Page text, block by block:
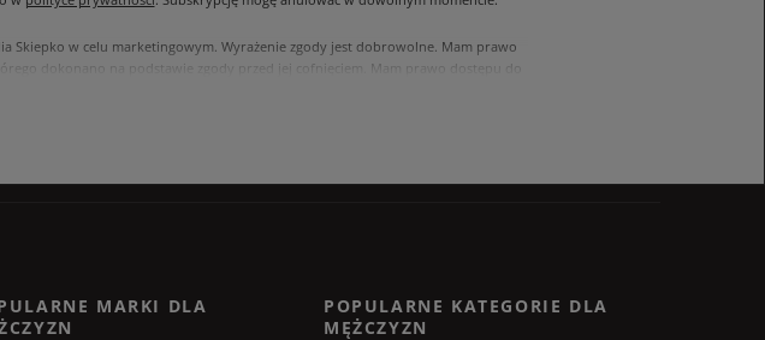
Skiepko w celu marketingowym. Wyrażenie zgody jest dobrowolne. Mam prawo
dokonano na podstawie zgody przed jej cofnięciem. Mam prawo dostępu do
przenoszenia danych na zasadach zawartych w polityce prywatności sklepu
MARKI DLA
POPULARNE KATEGORIE DLA
MĘŻCZYZN